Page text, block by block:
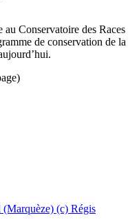
au Conservatoire des Races
de conservation de la